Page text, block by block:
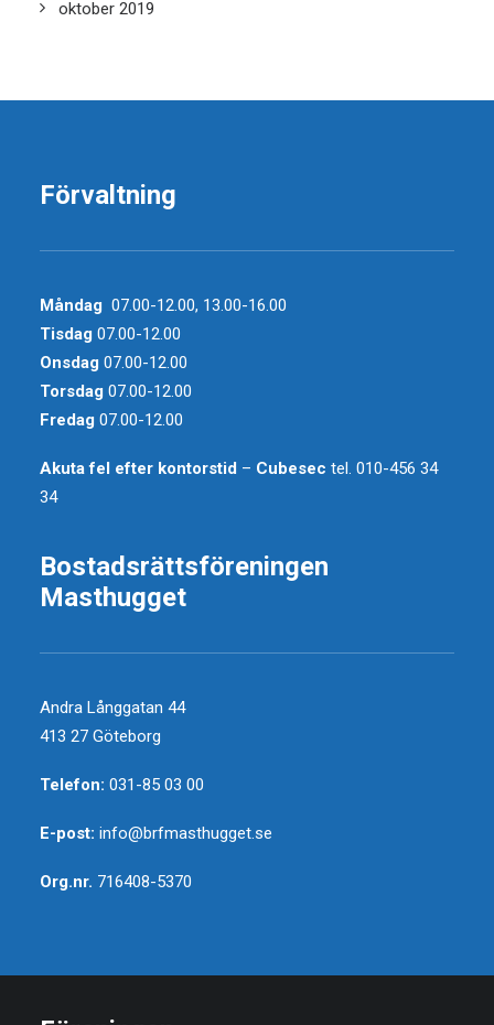
oktober 2019
Förvaltning
Måndag 07.00-12.00, 13.00-16.00
Tisdag 07.00-12.00
Onsdag 07.00-12.00
Torsdag 07.00-12.00
Fredag 07.00-12.00
Akuta fel efter kontorstid – Cubesec tel. 010-456 34
34
Bostadsrättsföreningen
Masthugget
Andra Långgatan 44
413 27 Göteborg
Telefon: 031-85 03 00
E-post: info@brfmasthugget.se
Org.nr. 716408-5370